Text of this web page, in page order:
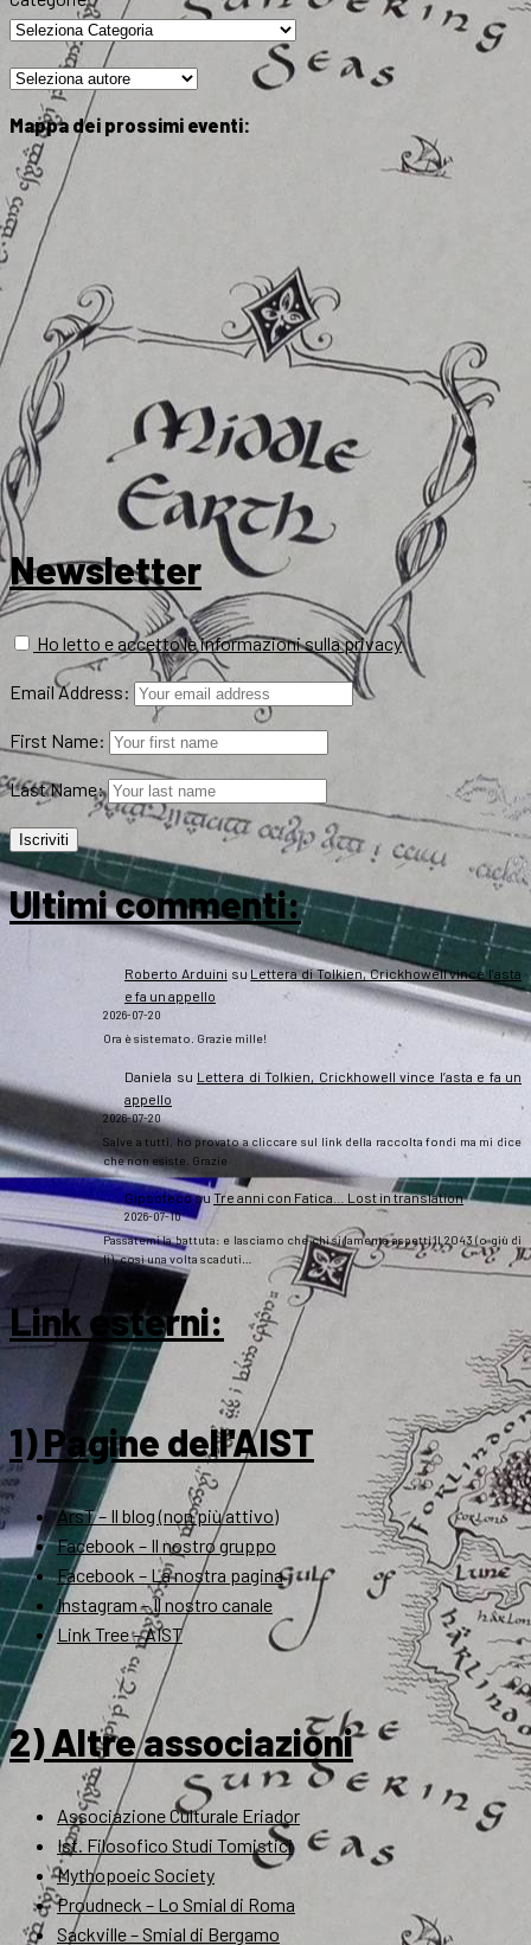
Mappa dei prossimi eventi:
Newsletter
Ho letto e accetto le informazioni sulla privacy
Email Address:
First Name:
Last Name:
Ultimi commenti:
Roberto Arduini suLettera di Tolkien, Crickhowell vince l’asta
e fa un appello
2026-07-20
Ora è sistemato. Grazie mille!
Daniela su Lettera di Tolkien, Crickhowell vince l’asta e fa un
appello
2026-07-20
Salve a tutti, ho provato a cliccare sul link della raccolta fondi ma mi dice
che non esiste. Grazie
Gipsotecosu Tre anni con Fatica… Lost in translation
2026-07-10
Passatemi la battuta: e lasciamo che chi si lamenta aspetti il 2043 (o giù di
lì), così una volta scaduti…
Link esterni:
1) Pagine dell'AIST
ArsT – Il blog (non più attivo)
Facebook – Il nostro gruppo
Facebook – La nostra pagina
Instagram – Il nostro canale
Link Tree – AIST
2) Altre associazioni
Associazione Culturale Eriador
Ist. Filosofico Studi Tomistici
Mythopoeic Society
Proudneck – Lo Smial di Roma
Sackville – Smial di Bergamo